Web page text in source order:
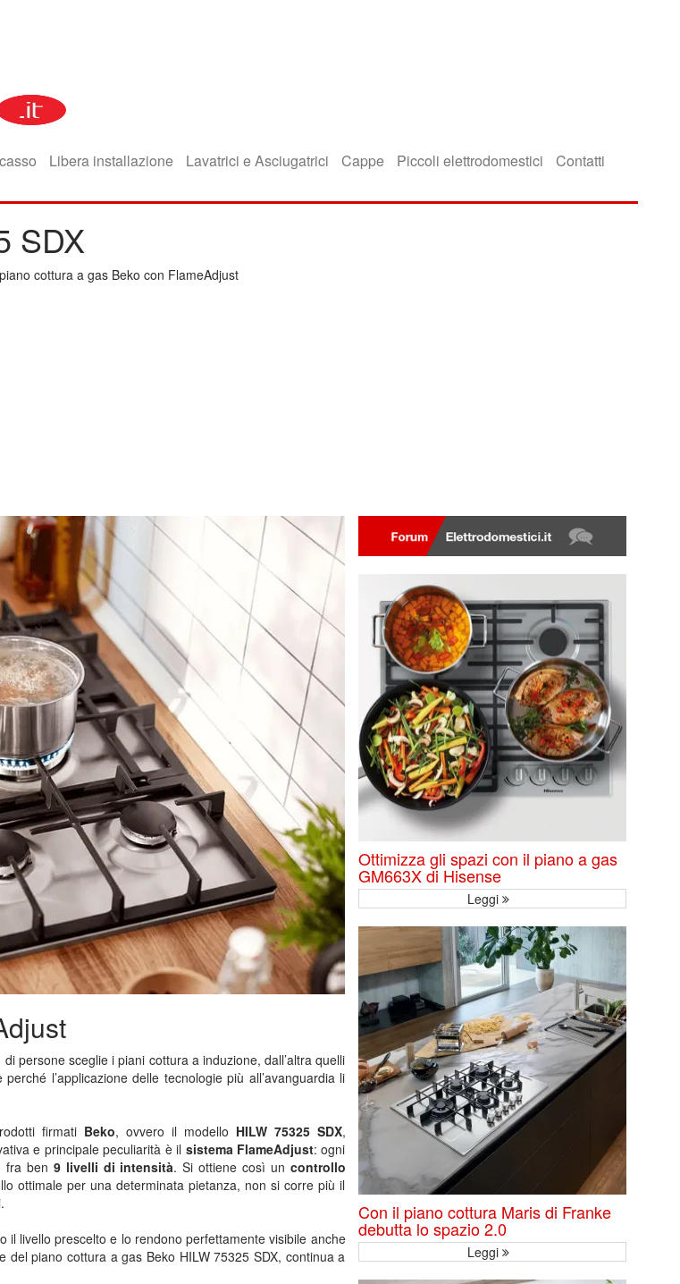
Libera installazione Lavatrici e Asciugatrici Cappe Piccoli elettrodomestici Contatti
SDX
cottura a gas Beko con FlameAdjust
persone sceglie i piani cottura a induzione, dall’altra quelli
l’applicazione delle tecnologie più all’avanguardia li
firmati Beko, ovvero il modello HILW 75325 SDX,
e principale peculiarità è il sistema FlameAdjust: ogni
fra ben 9 livelli di intensità. Si ottiene così un controllo
ottimale per una determinata pietanza, non si corre più il
il livello prescelto e lo rendono perfettamente visibile anche
piano cottura a gas Beko HILW 75325 SDX, continua a
Ottimizza gli spazi con il piano a gas
GM663X di Hisense
Leggi
Con il piano cottura Maris di Franke
debutta lo spazio 2.0
Leggi